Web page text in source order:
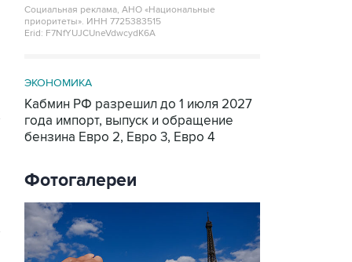
Социальная реклама, АНО «Национальные
приоритеты». ИНН 7725383515
Erid: F7NfYUJCUneVdwcydK6A
ЭКОНОМИКА
Кабмин РФ разрешил до 1 июля 2027
года импорт, выпуск и обращение
бензина Евро 2, Евро 3, Евро 4
Фотогалереи